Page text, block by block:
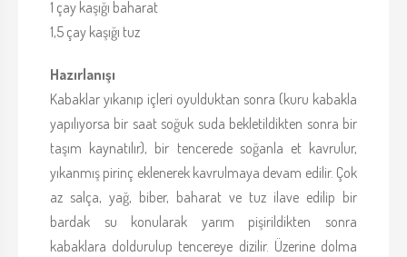
1 çay kaşığı baharat
1,5 çay kaşığı tuz
Hazırlanışı
Kabaklar yıkanıp içleri oyulduktan sonra (kuru kabakla
yapılıyorsa bir saat soğuk suda bekletildikten sonra bir
taşım kaynatılır), bir tencerede soğanla et kavrulur,
yıkanmış pirinç eklenerek kavrulmaya devam edilir. Çok
az salça, yağ, biber, baharat ve tuz ilave edilip bir
bardak su konularak yarım pişirildikten sonra
kabaklara doldurulup tencereye dizilir. Üzerine dolma